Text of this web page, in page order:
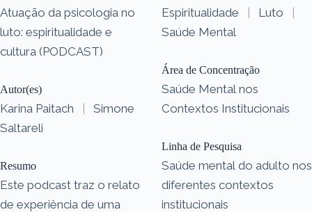
Atuação da psicologia no
luto: espiritualidade e
cultura (PODCAST)
Autor(es)
Karina Paitach |
Simone
Saltareli
Resumo
Este podcast traz o relato
de experiência de uma
Espiritualidade | Luto
|
Saúde Mental
Área de Concentração
Saúde Mental nos
Contextos Institucionais
Linha de Pesquisa
Saúde mental do adulto nos
diferentes contextos
institucionais